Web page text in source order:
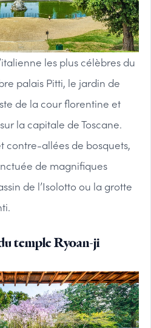
les plus célèbres du
palais Pitti, le jardin de
de la cour florentine et
la capitale de Toscane.
contre-allées de bosquets,
de magnifiques
de l’Isolotto ou la grotte
temple Ryoan-ji